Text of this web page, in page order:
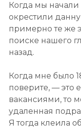
Когда мы начали
окрестили
примерно те же
поиске нашего
назад.
Когда мне было
поверите, — это
вакансиями, то
удаленная
Я тогда клеила